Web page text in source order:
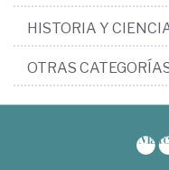
HISTORIA Y
OTRAS